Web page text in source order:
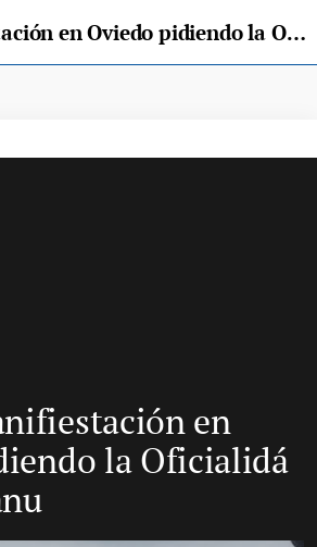
VÍDEO Manifiestación en Oviedo pidiendo la Oficialidá del asturianu
en
la Oficialidá